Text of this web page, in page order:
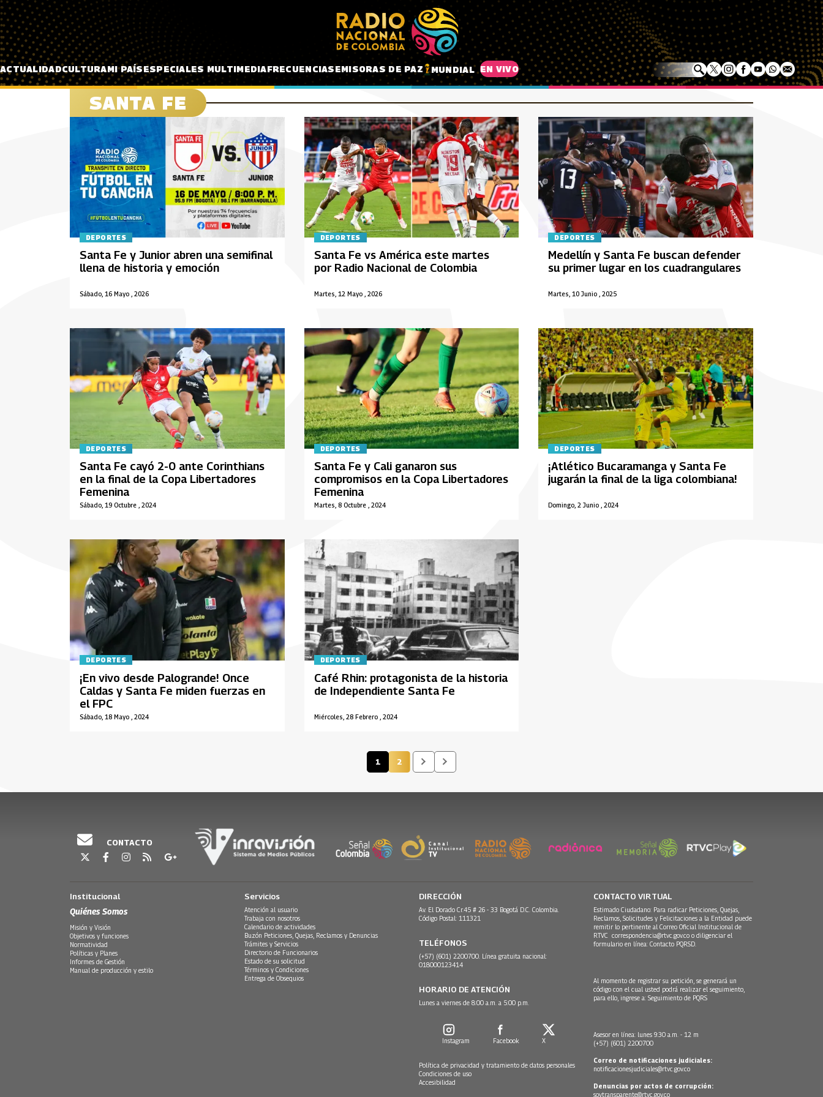
Pasar al contenido principal
ACTUALIDADCULTURAMI PAÍSESPECIALES MULTIMEDIAFRECUENCIASEMISORAS DE PAZ MUNDIAL EN VIVO
SANTA FE
DEPORTES
Sábado, 16 Mayo , 2026
Santa Fe y Junior abren una semifinal
llena de historia y emoción
DEPORTES
Martes, 12 Mayo , 2026
Santa Fe vs América este martes
por Radio Nacional de Colombia
DEPORTES
Martes, 10 Junio , 2025
Medellín y Santa Fe buscan defender
su primer lugar en los cuadrangulares
DEPORTES
Sábado, 19 Octubre , 2024
Santa Fe cayó 2-0 ante Corinthians
en la final de la Copa Libertadores
Femenina
DEPORTES
Martes, 8 Octubre , 2024
Santa Fe y Cali ganaron sus
compromisos en la Copa Libertadores
Femenina
DEPORTES
Domingo, 2 Junio , 2024
¡Atlético Bucaramanga y Santa Fe
jugarán la final de la liga colombiana!
DEPORTES
Sábado, 18 Mayo , 2024
¡En vivo desde Palogrande! Once
Caldas y Santa Fe miden fuerzas en
el FPC
DEPORTES
Miércoles, 28 Febrero , 2024
Café Rhin: protagonista de la historia
de Independiente Santa Fe
Página actual
1 Página
2
CONTACTO
Institucional
Quiénes Somos
Misión y Visión
Objetivos y funciones
Normatividad
Políticas y Planes
Informes de Gestión
Manual de producción y estilo
Servicios
Atención al usuario
Trabaja con nosotros
Calendario de actividades
Buzón Peticiones, Quejas, Reclamos y Denuncias
Trámites y Servicios
Directorio de Funcionarios
Estado de su solicitud
Términos y Condiciones
Entrega de Obsequios
DIRECCIÓN
Av. El Dorado Cr.45 # 26 - 33 Bogotá D.C. Colombia.
Código Postal: 111321
TELÉFONOS
(+57) (601) 2200700. Línea gratuita nacional:
018000123414
HORARIO DE ATENCIÓN
Lunes a viernes de 8:00 a.m. a 5:00 p.m.
Instagram Facebook X
Política de privacidad y tratamiento de datos personales
Condiciones de uso
Accesibilidad
CONTACTO VIRTUAL
Estimado Ciudadano: Para radicar Peticiones, Quejas,
Reclamos, Solicitudes y Felicitaciones a la Entidad puede
remitir lo pertinente al Correo Oficial Institucional de
RTVC correspondencia@rtvc.gov.co o diligenciar el
formulario en línea: Contacto PQRSD.
Al momento de registrar su petición, se generará un
código con el cual usted podrá realizar el seguimiento,
para ello, ingrese a: Seguimiento de PQRS
Asesor en línea: lunes 9:30 a.m. - 12 m
(+57) (601) 2200700
Correo de notificaciones judiciales:
notificacionesjudiciales@rtvc.gov.co
Denuncias por actos de corrupción:
soytransparente@rtvc.gov.co